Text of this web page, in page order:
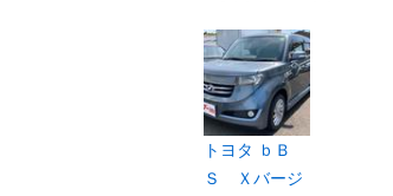
トヨタ ｂＢ
Ｓ Ｘバージ